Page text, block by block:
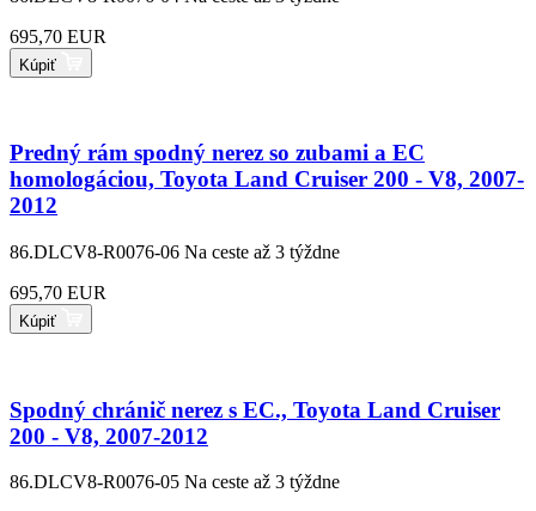
695,70 EUR
Kúpiť
Predný rám spodný nerez so zubami a EC
homologáciou, Toyota Land Cruiser 200 - V8, 2007-
2012
86.DLCV8-R0076-06 Na ceste až 3 týždne
695,70 EUR
Kúpiť
Spodný chránič nerez s EC., Toyota Land Cruiser
200 - V8, 2007-2012
86.DLCV8-R0076-05 Na ceste až 3 týždne